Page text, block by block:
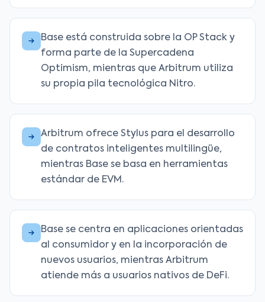
Base está construida sobre la OP Stack y
forma parte de la Supercadena
Optimism, mientras que Arbitrum utiliza
su propia pila tecnológica Nitro.
Arbitrum ofrece Stylus para el desarrollo
de contratos inteligentes multilingüe,
mientras Base se basa en herramientas
estándar de EVM.
Base se centra en aplicaciones orientadas
al consumidor y en la incorporación de
nuevos usuarios, mientras Arbitrum
atiende más a usuarios nativos de DeFi.